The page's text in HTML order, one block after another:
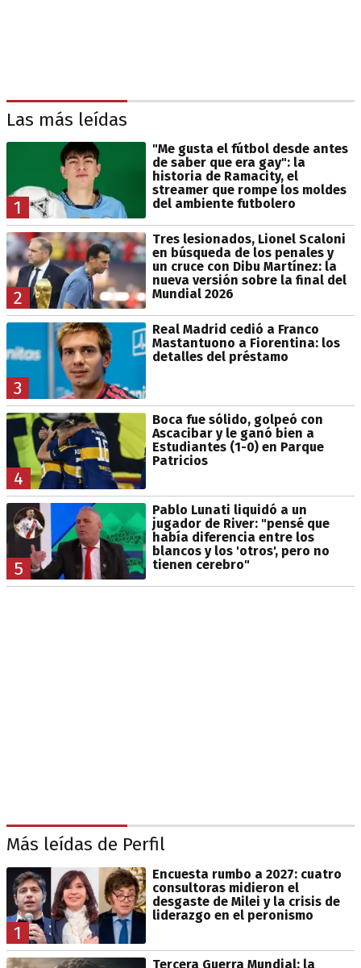
Las más leídas
1
"Me gusta el fútbol desde antes
de saber que era gay": la
historia de Ramacity, el
streamer que rompe los moldes
del ambiente futbolero
2
Tres lesionados, Lionel Scaloni
en búsqueda de los penales y
un cruce con Dibu Martínez: la
nueva versión sobre la final del
Mundial 2026
3
Real Madrid cedió a Franco
Mastantuono a Fiorentina: los
detalles del préstamo
4
Boca fue sólido, golpeó con
Ascacibar y le ganó bien a
Estudiantes (1-0) en Parque
Patricios
5
Pablo Lunati liquidó a un
jugador de River: "pensé que
había diferencia entre los
blancos y los 'otros', pero no
tienen cerebro"
Más leídas de Perfil
1
Encuesta rumbo a 2027: cuatro
consultoras midieron el
desgaste de Milei y la crisis de
liderazgo en el peronismo
Tercera Guerra Mundial: la